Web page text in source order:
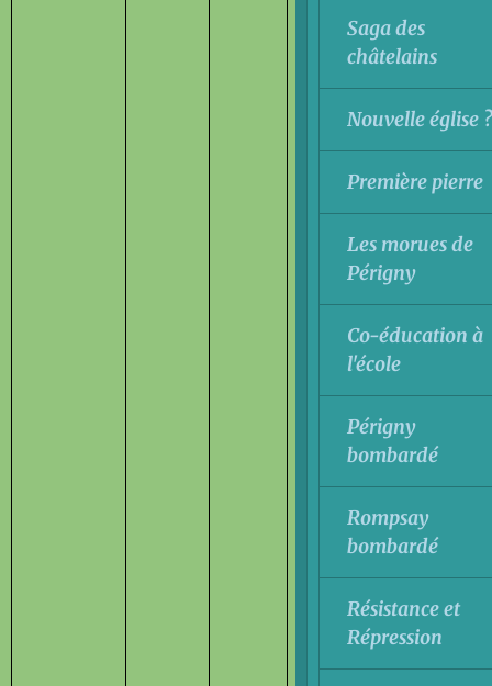
Saga des
châtelains
Nouvelle église ?
Première pierre
Les morues de
Périgny
Co-éducation à
l'école
Périgny
bombardé
Rompsay
bombardé
Résistance et
Répression